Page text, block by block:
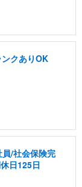
クありOK
/社会保険完
日125日